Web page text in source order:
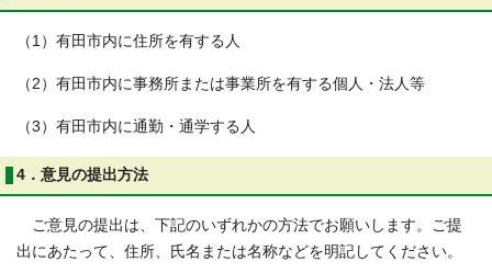
（1）有田市内に住所を有する人
（2）有田市内に事務所または事業所を有する個人・法人等
（3）有田市内に通勤・通学する人
4．意見の提出方法
ご意見の提出は、下記のいずれかの方法でお願いします。ご提
出にあたって、住所、氏名または名称などを明記してください。